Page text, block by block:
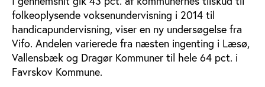
folkeoplysende voksenundervisning i 2014 til
handicapundervisning, viser en ny undersøgelse fra
Vifo. Andelen varierede fra næsten ingenting i Læsø,
Vallensbæk og Dragør Kommuner til hele 64 pct. i
Favrskov Kommune.